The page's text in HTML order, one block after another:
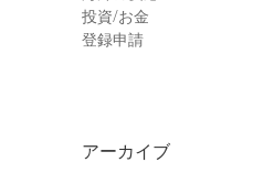
投資/お金
登録申請
アーカイブ